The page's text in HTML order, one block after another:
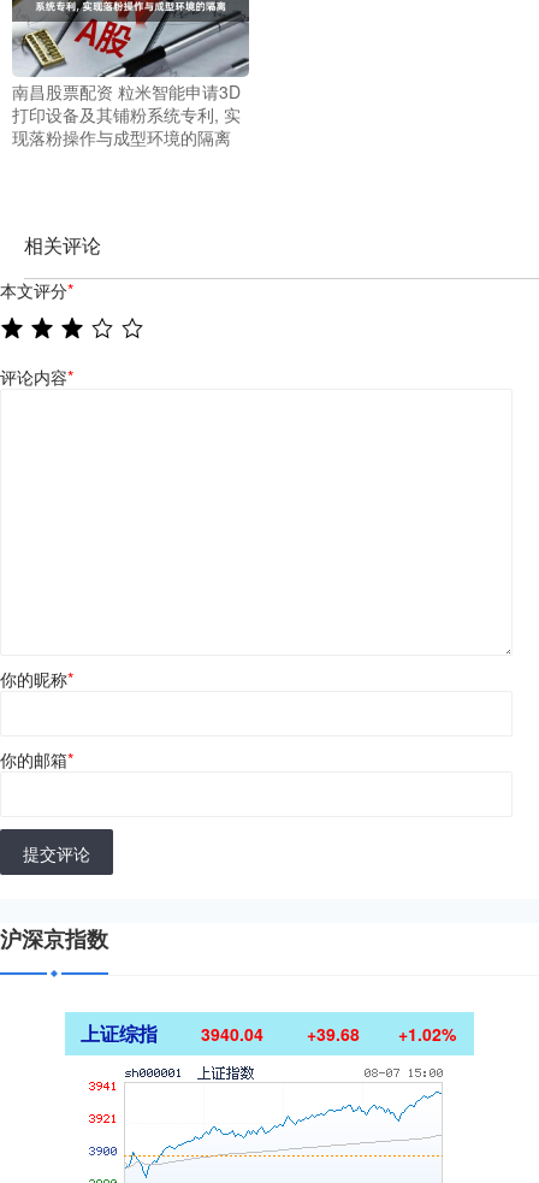
南昌股票配资 粒米智能申请3D
打印设备及其铺粉系统专利, 实
现落粉操作与成型环境的隔离
相关评论
本文评分*
评论内容*
你的昵称*
你的邮箱*
提交评论
沪深京指数
上证综指 3940.04 +39.68 +1.02%